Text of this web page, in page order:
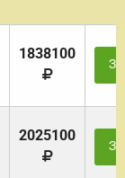
1838100
2025100